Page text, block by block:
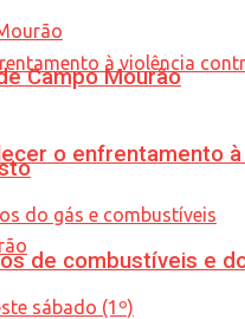
o enfrentamento
Campo Mourão
de combustíveis e